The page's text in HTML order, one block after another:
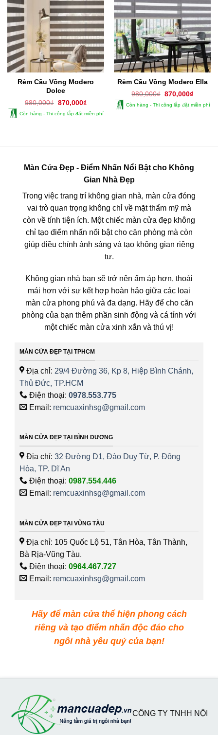
Rèm Cầu Vồng Modero
Dolce
980,000₫ Giá
là:
870,000₫Giá
tại
Còn hàng - Thi công lắp đặt miền phí
Rèm Cầu Vồng Modero Ella
980,000₫ Giá
là:
870,000₫Giá
tại
Còn hàng - Thi công lắp đặt miền phí
Màn Cửa Đẹp - Điểm Nhấn Nổi Bật cho Không
Gian Nhà Đẹp
Trong việc trang trí không gian nhà, màn cửa đóng
vai trò quan trọng không chỉ về mặt thẩm mỹ mà
còn về tính tiện ích. Một chiếc màn cửa đẹp không
chỉ tạo điểm nhấn nổi bật cho căn phòng mà còn
giúp điều chỉnh ánh sáng và tạo không gian riêng
tư.
Không gian nhà bạn sẽ trở nên ấm áp hơn, thoải
mái hơn với sự kết hợp hoàn hảo giữa các loại
màn cửa phong phú và đa dạng. Hãy để cho căn
phòng của bạn thêm phần sinh động và cá tính với
một chiếc màn cửa xinh xắn và thú vị!
MÀN CỬA ĐẸP TẠI TPHCM
Địa chỉ: 29/4 Đường 36, Kp 8, Hiệp Bình Chánh,
Thủ Đức, TP.HCM
Điện thoại: 0978.553.775
Email: remcuaxinhsg@gmail.com
MÀN CỬA ĐẸP TẠI BÌNH DƯƠNG
Địa chỉ: 32 Đường D1, Đào Duy Từ, P. Đông
Hòa, TP. Dĩ An
Điện thoại: 0987.554.446
Email: remcuaxinhsg@gmail.com
MÀN CỬA ĐẸP TẠI VŨNG TÀU
Địa chỉ: 105 Quốc Lộ 51, Tân Hòa, Tân Thành,
Bà Rịa-Vũng Tàu.
Điện thoại: 0964.467.727
Email: remcuaxinhsg@gmail.com
Hãy để màn cửa thể hiện phong cách
riêng và tạo điểm nhấn độc đáo cho
ngôi nhà yêu quý của bạn!
CÔNG TY TNHH NỘI